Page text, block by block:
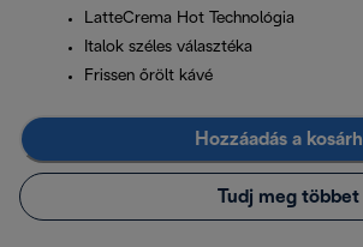
LatteCrema Hot Technológia
Italok széles választéka
Frissen őrölt kávé
Hozzáadás a
Tudj meg többet